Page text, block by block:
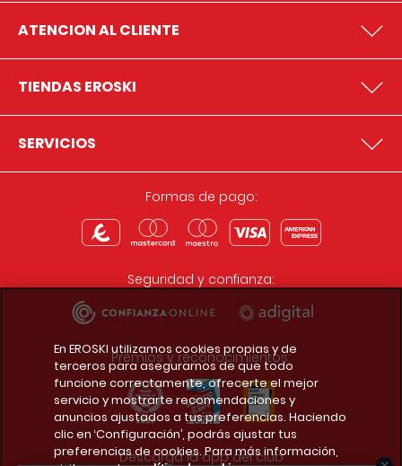
ATENCION AL CLIENTE
TIENDAS EROSKI
SERVICIOS
Formas de pago:
Seguridad y confianza:
Premios y reconocimientos:
Descarga la app del club
En EROSKI utilizamos cookies propias y de
terceros para asegurarnos de que todo
funcione correctamente, ofrecerte el mejor
servicio y mostrarte recomendaciones y
anuncios ajustados a tus preferencias. Haciendo
clic en ‘Configuración’, podrás ajustar tus
preferencias de cookies. Para más información,